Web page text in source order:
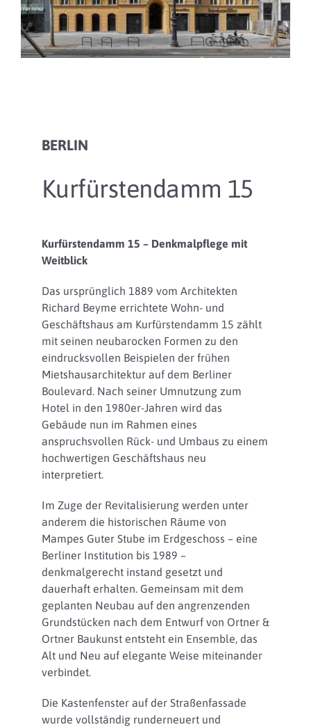
BERLIN
Kurfürstendamm 15
Kurfürstendamm 15 – Denkmalpflege mit
Weitblick
Das ursprünglich 1889 vom Architekten
Richard Beyme errichtete Wohn- und
Geschäftshaus am Kurfürstendamm 15 zählt
mit seinen neubarocken Formen zu den
eindrucksvollen Beispielen der frühen
Mietshausarchitektur auf dem Berliner
Boulevard. Nach seiner Umnutzung zum
Hotel in den 1980er-Jahren wird das
Gebäude nun im Rahmen eines
anspruchsvollen Rück- und Umbaus zu einem
hochwertigen Geschäftshaus neu
interpretiert.
Im Zuge der Revitalisierung werden unter
anderem die historischen Räume von
Mampes Guter Stube im Erdgeschoss – eine
Berliner Institution bis 1989 –
denkmalgerecht instand gesetzt und
dauerhaft erhalten. Gemeinsam mit dem
geplanten Neubau auf den angrenzenden
Grundstücken nach dem Entwurf von Ortner &
Ortner Baukunst entsteht ein Ensemble, das
Alt und Neu auf elegante Weise miteinander
verbindet.
Die Kastenfenster auf der Straßenfassade
wurde vollständig runderneuert und